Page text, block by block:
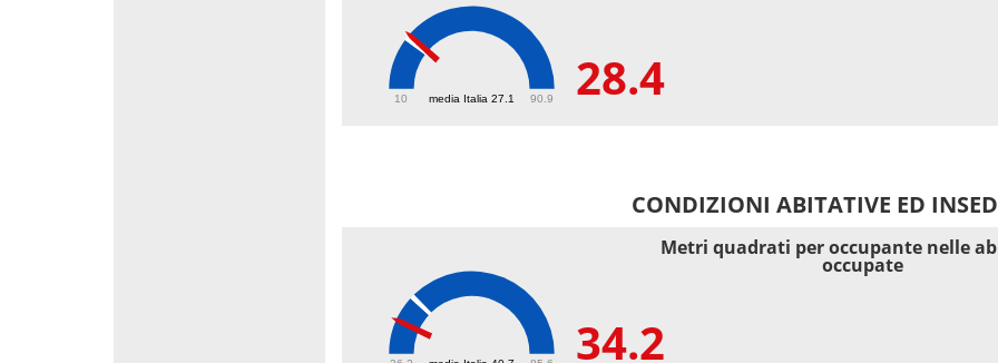
media Italia 27.1
10 90.9 28.4
CONDIZIONI ABITATIVE ED
34.2
Metri quadrati per occupante nelle
occupate